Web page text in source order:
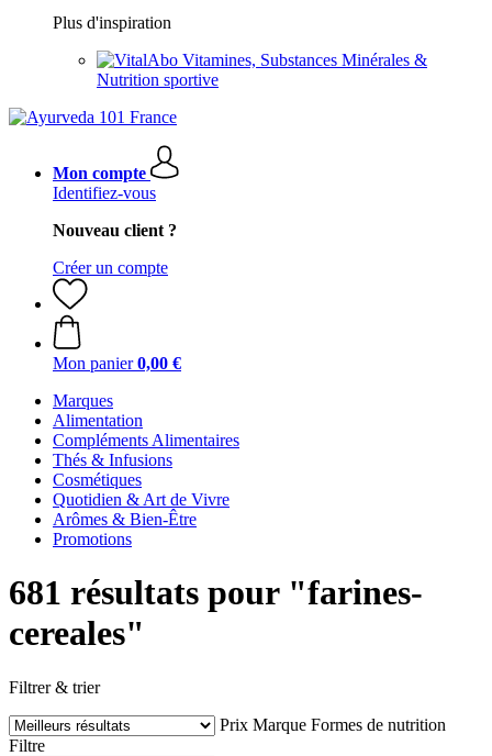
Plus d'inspiration
Vitamines, Substances Minérales &
Nutrition sportive
Mon compte
Identifiez-vous
Nouveau client ?
Créer un compte
Mon panier 0,00 €
Marques
Alimentation
Compléments Alimentaires
Thés & Infusions
Cosmétiques
Quotidien & Art de Vivre
Arômes & Bien-Être
Promotions
681 résultats pour "farines-
cereales"
Filtrer & trier
Prix Marque Formes de nutrition
Filtre